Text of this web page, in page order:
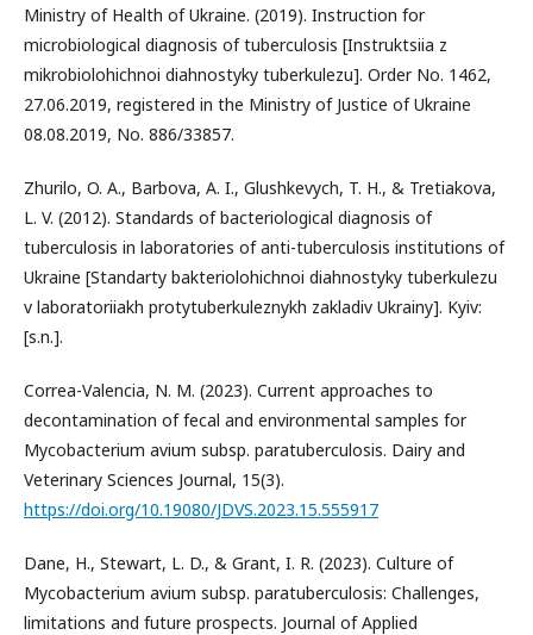
Ministry of Health of Ukraine. (2019). Instruction for
microbiological diagnosis of tuberculosis [Instruktsiia z
mikrobiolohichnoi diahnostyky tuberkulezu]. Order No. 1462,
27.06.2019, registered in the Ministry of Justice of Ukraine
08.08.2019, No. 886/33857.
Zhurilo, O. A., Barbova, A. I., Glushkevych, T. H., & Tretiakova,
L. V. (2012). Standards of bacteriological diagnosis of
tuberculosis in laboratories of anti-tuberculosis institutions of
Ukraine [Standarty bakteriolohichnoi diahnostyky tuberkulezu
v laboratoriiakh protytuberkuleznykh zakladiv Ukrainy]. Kyiv:
[s.n.].
Correa-Valencia, N. M. (2023). Current approaches to
decontamination of fecal and environmental samples for
Mycobacterium avium subsp. paratuberculosis. Dairy and
Veterinary Sciences Journal, 15(3).
https://doi.org/10.19080/JDVS.2023.15.555917
Dane, H., Stewart, L. D., & Grant, I. R. (2023). Culture of
Mycobacterium avium subsp. paratuberculosis: Challenges,
limitations and future prospects. Journal of Applied